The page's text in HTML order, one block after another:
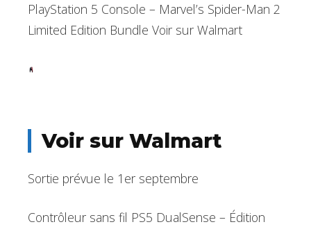
PlayStation 5 Console – Marvel’s Spider-Man 2
Limited Edition Bundle Voir sur Walmart
Voir sur Walmart
Sortie prévue le 1er septembre
Contrôleur sans fil PS5 DualSense – Édition